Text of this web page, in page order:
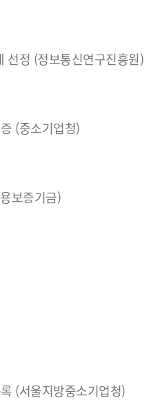
선정 (정보통신연구진흥원)
(중소기업청)
보증기금)
(서울지방중소기업청)